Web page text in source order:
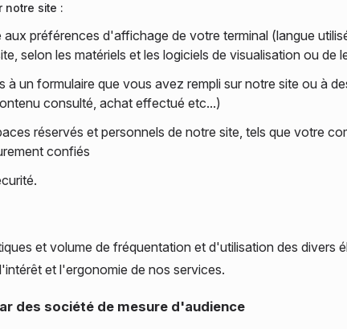
notre site :
aux préférences d'affichage de votre terminal (langue
selon les matériels et les logiciels de visualisation ou de
à un formulaire que vous avez rempli sur notre site ou à
consulté, achat effectué etc...)
réservés et personnels de notre site, tels que votre
confiés
et volume de fréquentation et d'utilisation des divers
et l'ergonomie de nos services.
des société de mesure d'audience